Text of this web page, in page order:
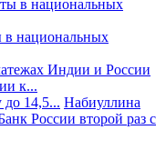
в национальных
Индии и России
к...
до 14,5... Набиуллина
России второй раз с